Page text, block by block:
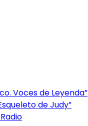
Voces de Leyenda”
de Judy”